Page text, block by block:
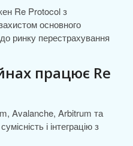
Re Protocol з
основного
ринку перестрахування
працює Re
Avalanche, Arbitrum та
і інтеграцію з